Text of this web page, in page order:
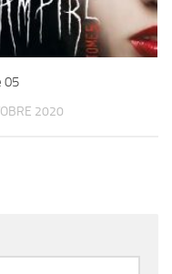
05
2020